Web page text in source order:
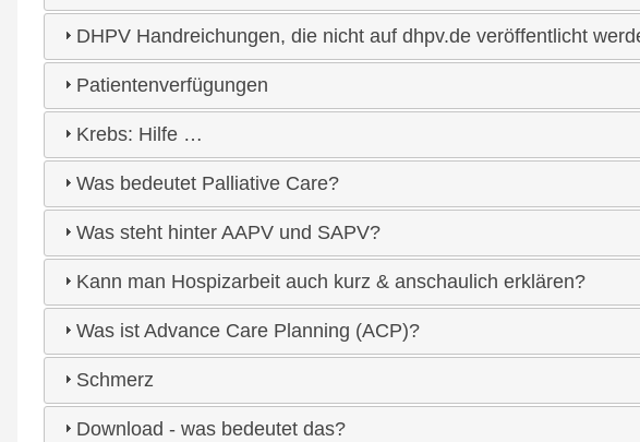
DHPV Handreichungen, die nicht auf dhpv.de veröffentlicht
Patientenverfügungen
Krebs: Hilfe …
Was bedeutet Palliative Care?
Was steht hinter AAPV und SAPV?
Kann man Hospizarbeit auch kurz & anschaulich erklären?
Was ist Advance Care Planning (ACP)?
Schmerz
Download - was bedeutet das?